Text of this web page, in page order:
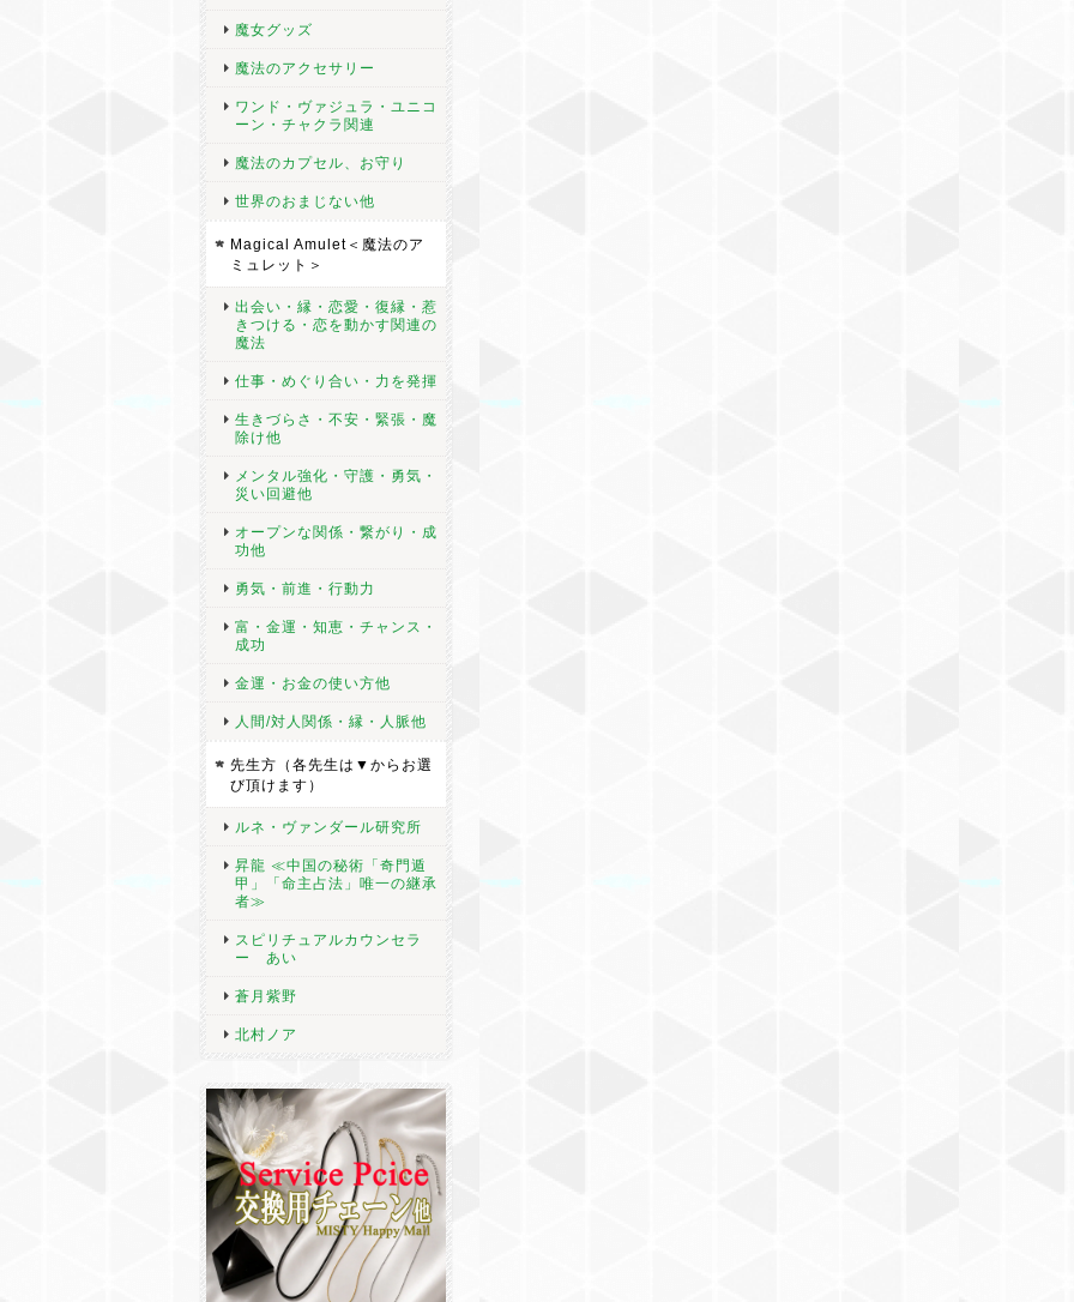
魔女グッズ
魔法のアクセサリー
ワンド・ヴァジュラ・ユニコ
ーン・チャクラ関連
魔法のカプセル、お守り
世界のおまじない他
Magical Amulet＜魔法のア
ミュレット＞
出会い・縁・恋愛・復縁・惹
きつける・恋を動かす関連の
魔法
仕事・めぐり合い・力を発揮
生きづらさ・不安・緊張・魔
除け他
メンタル強化・守護・勇気・
災い回避他
オープンな関係・繋がり・成
功他
勇気・前進・行動力
富・金運・知恵・チャンス・
成功
金運・お金の使い方他
人間/対人関係・縁・人脈他
先生方（各先生は▼からお選
び頂けます）
ルネ・ヴァンダール研究所
昇龍 ≪中国の秘術「奇門遁
甲」「命主占法」唯一の継承
者≫
スピリチュアルカウンセラ
ー あい
蒼月紫野
北村ノア